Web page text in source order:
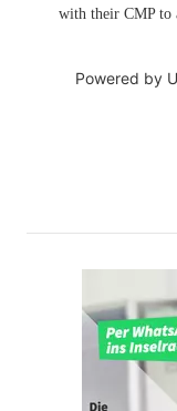
with their CMP to
Powered by